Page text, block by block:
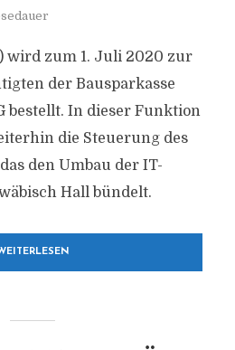
wird zum 1. Juli 2020 zur
der Bausparkasse
bestellt. In dieser Funktion
die Steuerung des
den Umbau der IT-
Hall bündelt.